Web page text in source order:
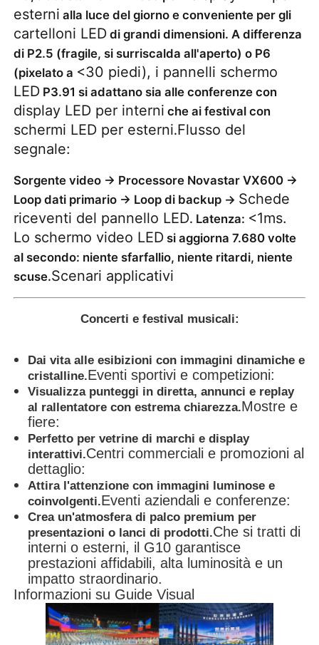
esterni alla luce del giorno e conveniente per gli
cartelloni LED di grandi dimensioni. A differenza
di P2.5 (fragile, si surriscalda all'aperto) o P6
(pixelato a <30 piedi), i pannelli schermo
LED P3.91 si adattano sia alle conferenze con
display LED per interni che ai festival con
schermi LED per esterni.Flusso del
segnale:
Sorgente video → Processore Novastar VX600 →
Loop dati primario → Loop di backup → Schede
riceventi del pannello LED. Latenza: <1ms.
Lo schermo video LED si aggiorna 7.680 volte
al secondo: niente sfarfallio, niente ritardi, niente
scuse.Scenari applicativi
Concerti e festival musicali:
Dai vita alle esibizioni con immagini dinamiche e
cristalline.Eventi sportivi e competizioni:
Visualizza punteggi in diretta, annunci e replay
al rallentatore con estrema chiarezza.Mostre e
fiere:
Perfetto per vetrine di marchi e display
interattivi.Centri commerciali e promozioni al
dettaglio:
Attira l'attenzione con immagini luminose e
coinvolgenti.Eventi aziendali e conferenze:
Crea un'atmosfera di palco premium per
presentazioni o lanci di prodotti.Che si tratti di
interni o esterni, il G10 garantisce
prestazioni affidabili, alta luminosità e un
impatto straordinario.
Informazioni su Guide Visual